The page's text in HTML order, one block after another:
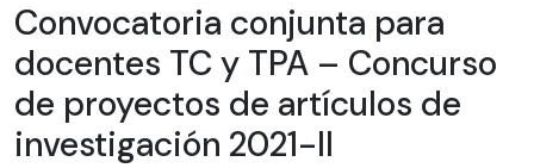
Convocatoria conjunta para
docentes TC y TPA – Concurso
de proyectos de artículos de
investigación 2021-II